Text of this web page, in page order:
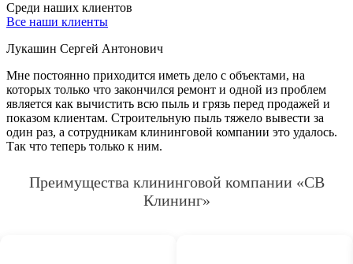
Среди наших клиентов
Все наши клиенты
Лукашин Сергей Антонович
Мне постоянно приходится иметь дело с объектами, на
которых только что закончился ремонт и одной из проблем
является как вычистить всю пыль и грязь перед продажей и
показом клиентам. Строительную пыль тяжело вывести за
один раз, а сотрудникам клининговой компании это удалось.
Так что теперь только к ним.
Преимущества клининговой компании «СВ
Клининг»